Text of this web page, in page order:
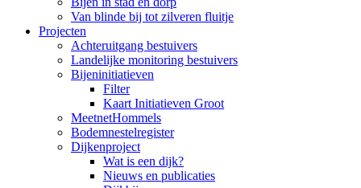
Van blinde bij tot zilveren fluitje
Projecten
Achteruitgang bestuivers
Landelijke monitoring bestuivers
Bijeninitiatieven
Filter
Kaart Initiatieven Groot
MeetnetHommels
Bodemnestelregister
Dijkenproject
Wat is een dijk?
Nieuws en publicaties